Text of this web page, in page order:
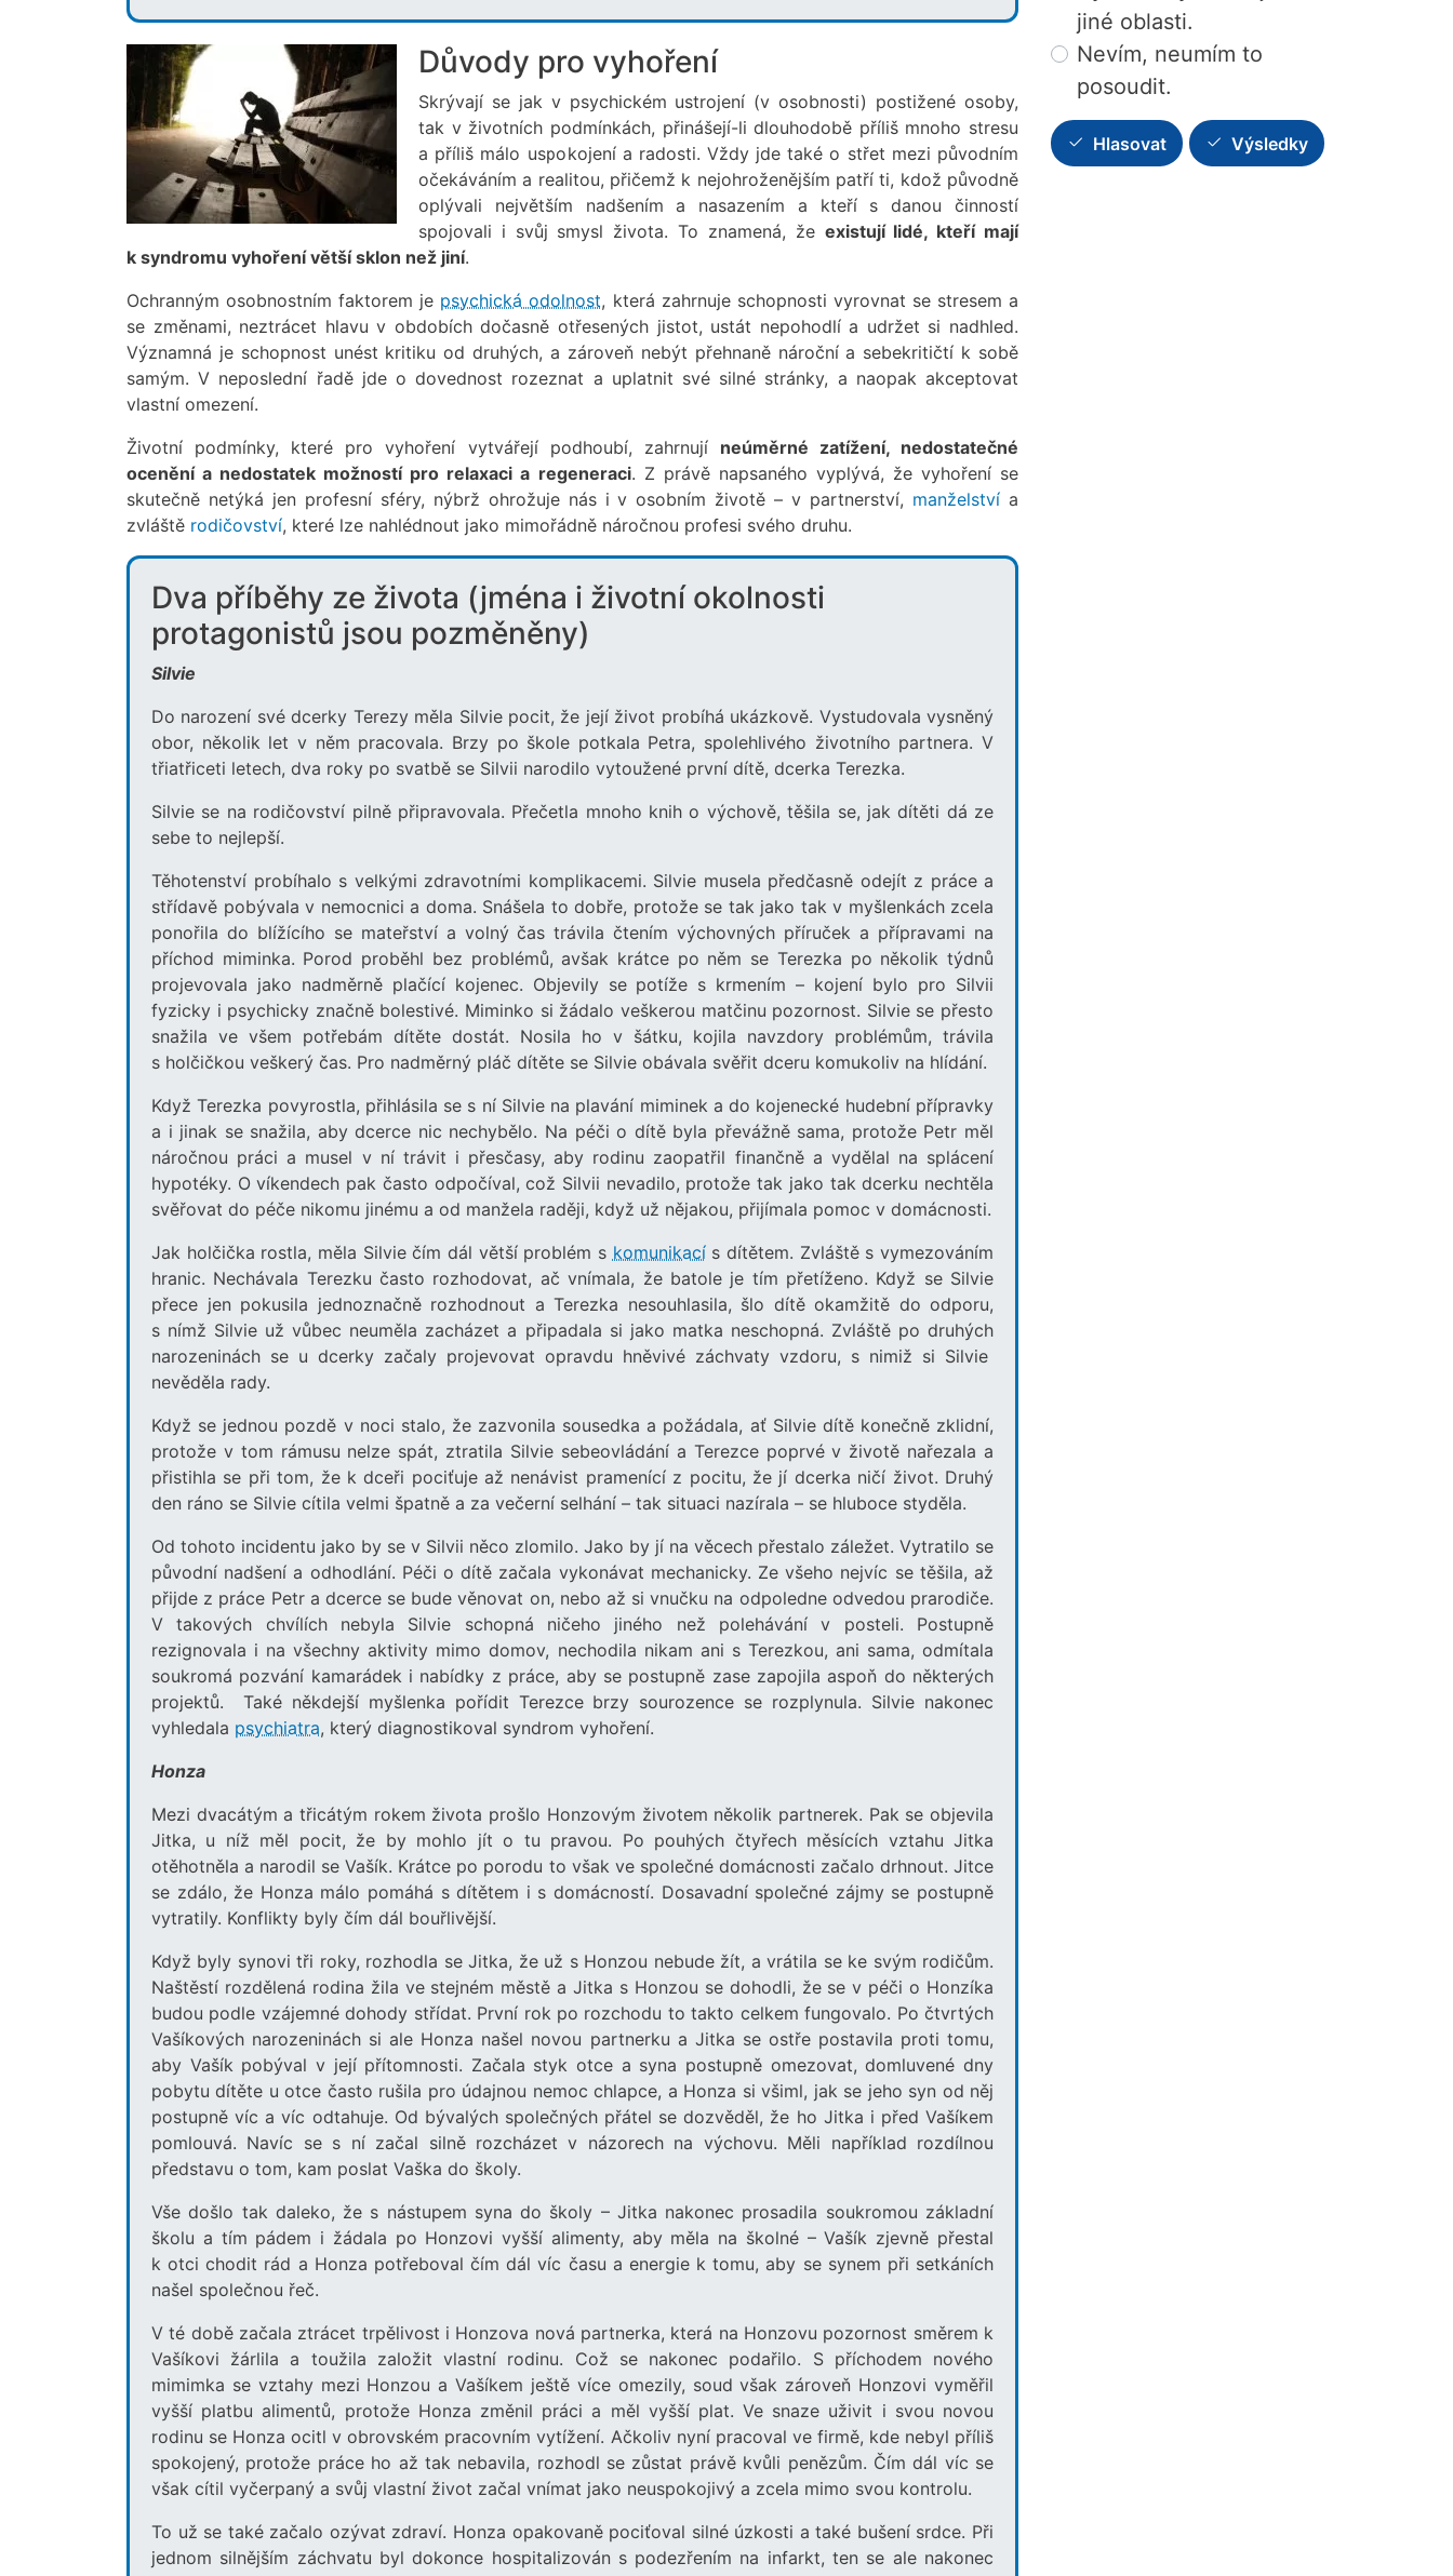
Důvody pro vyhoření
Skrývají se jak v psychickém ustrojení (v osobnosti) postižené osoby,
tak v životních podmínkách, přinášejí-li dlouhodobě příliš mnoho stresu
a příliš málo uspokojení a radosti. Vždy jde také o střet mezi původním
očekáváním a realitou, přičemž k nejohroženějším patří ti, kdož původně
oplývali největším nadšením a nasazením a kteří s danou činností
spojovali i svůj smysl života. To znamená, že existují lidé, kteří mají
k syndromu vyhoření větší sklon než jiní.
Ochranným osobnostním faktorem je psychická odolnost, která zahrnuje schopnosti vyrovnat se stresem a
se změnami, neztrácet hlavu v obdobích dočasně otřesených jistot, ustát nepohodlí a udržet si nadhled.
Významná je schopnost unést kritiku od druhých, a zároveň nebýt přehnaně nároční a sebekritičtí k sobě
samým. V neposlední řadě jde o dovednost rozeznat a uplatnit své silné stránky, a naopak akceptovat
vlastní omezení.
Životní podmínky, které pro vyhoření vytvářejí podhoubí, zahrnují neúměrné zatížení, nedostatečné
ocenění a nedostatek možností pro relaxaci a regeneraci. Z právě napsaného vyplývá, že vyhoření se
skutečně netýká jen profesní sféry, nýbrž ohrožuje nás i v osobním životě – v partnerství, manželství a
zvláště rodičovství, které lze nahlédnout jako mimořádně náročnou profesi svého druhu.
Dva příběhy ze života (jména i životní okolnosti
protagonistů jsou pozměněny)
Silvie
Do narození své dcerky Terezy měla Silvie pocit, že její život probíhá ukázkově. Vystudovala vysněný
obor, několik let v něm pracovala. Brzy po škole potkala Petra, spolehlivého životního partnera. V
třiatřiceti letech, dva roky po svatbě se Silvii narodilo vytoužené první dítě, dcerka Terezka.
Silvie se na rodičovství pilně připravovala. Přečetla mnoho knih o výchově, těšila se, jak dítěti dá ze
sebe to nejlepší.
Těhotenství probíhalo s velkými zdravotními komplikacemi. Silvie musela předčasně odejít z práce a
střídavě pobývala v nemocnici a doma. Snášela to dobře, protože se tak jako tak v myšlenkách zcela
ponořila do blížícího se mateřství a volný čas trávila čtením výchovných příruček a přípravami na
příchod miminka. Porod proběhl bez problémů, avšak krátce po něm se Terezka po několik týdnů
projevovala jako nadměrně plačící kojenec. Objevily se potíže s krmením – kojení bylo pro Silvii
fyzicky i psychicky značně bolestivé. Miminko si žádalo veškerou matčinu pozornost. Silvie se přesto
snažila ve všem potřebám dítěte dostát. Nosila ho v šátku, kojila navzdory problémům, trávila
s holčičkou veškerý čas. Pro nadměrný pláč dítěte se Silvie obávala svěřit dceru komukoliv na hlídání.
Když Terezka povyrostla, přihlásila se s ní Silvie na plavání miminek a do kojenecké hudební přípravky
a i jinak se snažila, aby dcerce nic nechybělo. Na péči o dítě byla převážně sama, protože Petr měl
náročnou práci a musel v ní trávit i přesčasy, aby rodinu zaopatřil finančně a vydělal na splácení
hypotéky. O víkendech pak často odpočíval, což Silvii nevadilo, protože tak jako tak dcerku nechtěla
svěřovat do péče nikomu jinému a od manžela raději, když už nějakou, přijímala pomoc v domácnosti.
Jak holčička rostla, měla Silvie čím dál větší problém s komunikacís dítětem. Zvláště s vymezováním
hranic. Nechávala Terezku často rozhodovat, ač vnímala, že batole je tím přetíženo. Když se Silvie
přece jen pokusila jednoznačně rozhodnout a Terezka nesouhlasila, šlo dítě okamžitě do odporu,
s nímž Silvie už vůbec neuměla zacházet a připadala si jako matka neschopná. Zvláště po druhých
narozeninách se u dcerky začaly projevovat opravdu hněvivé záchvaty vzdoru, s nimiž si Silvie
nevěděla rady.
Když se jednou pozdě v noci stalo, že zazvonila sousedka a požádala, ať Silvie dítě konečně zklidní,
protože v tom rámusu nelze spát, ztratila Silvie sebeovládání a Terezce poprvé v životě nařezala a
přistihla se při tom, že k dceři pociťuje až nenávist pramenící z pocitu, že jí dcerka ničí život. Druhý
den ráno se Silvie cítila velmi špatně a za večerní selhání – tak situaci nazírala – se hluboce styděla.
Od tohoto incidentu jako by se v Silvii něco zlomilo. Jako by jí na věcech přestalo záležet. Vytratilo se
původní nadšení a odhodlání. Péči o dítě začala vykonávat mechanicky. Ze všeho nejvíc se těšila, až
přijde z práce Petr a dcerce se bude věnovat on, nebo až si vnučku na odpoledne odvedou prarodiče.
V takových chvílích nebyla Silvie schopná ničeho jiného než polehávání v posteli. Postupně
rezignovala i na všechny aktivity mimo domov, nechodila nikam ani s Terezkou, ani sama, odmítala
soukromá pozvání kamarádek i nabídky z práce, aby se postupně zase zapojila aspoň do některých
projektů. Také někdejší myšlenka pořídit Terezce brzy sourozence se rozplynula. Silvie nakonec
vyhledala psychiatra, který diagnostikoval syndrom vyhoření.
Honza
Mezi dvacátým a třicátým rokem života prošlo Honzovým životem několik partnerek. Pak se objevila
Jitka, u níž měl pocit, že by mohlo jít o tu pravou. Po pouhých čtyřech měsících vztahu Jitka
otěhotněla a narodil se Vašík. Krátce po porodu to však ve společné domácnosti začalo drhnout. Jitce
se zdálo, že Honza málo pomáhá s dítětem i s domácností. Dosavadní společné zájmy se postupně
vytratily. Konflikty byly čím dál bouřlivější.
Když byly synovi tři roky, rozhodla se Jitka, že už s Honzou nebude žít, a vrátila se ke svým rodičům.
Naštěstí rozdělená rodina žila ve stejném městě a Jitka s Honzou se dohodli, že se v péči o Honzíka
budou podle vzájemné dohody střídat. První rok po rozchodu to takto celkem fungovalo. Po čtvrtých
Vašíkových narozeninách si ale Honza našel novou partnerku a Jitka se ostře postavila proti tomu,
aby Vašík pobýval v její přítomnosti. Začala styk otce a syna postupně omezovat, domluvené dny
pobytu dítěte u otce často rušila pro údajnou nemoc chlapce, a Honza si všiml, jak se jeho syn od něj
postupně víc a víc odtahuje. Od bývalých společných přátel se dozvěděl, že ho Jitka i před Vašíkem
pomlouvá. Navíc se s ní začal silně rozcházet v názorech na výchovu. Měli například rozdílnou
představu o tom, kam poslat Vaška do školy.
Vše došlo tak daleko, že s nástupem syna do školy – Jitka nakonec prosadila soukromou základní
školu a tím pádem i žádala po Honzovi vyšší alimenty, aby měla na školné – Vašík zjevně přestal
k otci chodit rád a Honza potřeboval čím dál víc času a energie k tomu, aby se synem při setkáních
našel společnou řeč.
V té době začala ztrácet trpělivost i Honzova nová partnerka, která na Honzovu pozornost směrem k
Vašíkovi žárlila a toužila založit vlastní rodinu. Což se nakonec podařilo. S příchodem nového
mimimka se vztahy mezi Honzou a Vašíkem ještě více omezily, soud však zároveň Honzovi vyměřil
vyšší platbu alimentů, protože Honza změnil práci a měl vyšší plat. Ve snaze uživit i svou novou
rodinu se Honza ocitl v obrovském pracovním vytížení. Ačkoliv nyní pracoval ve firmě, kde nebyl příliš
spokojený, protože práce ho až tak nebavila, rozhodl se zůstat právě kvůli penězům. Čím dál víc se
však cítil vyčerpaný a svůj vlastní život začal vnímat jako neuspokojivý a zcela mimo svou kontrolu.
To už se také začalo ozývat zdraví. Honza opakovaně pociťoval silné úzkosti a také bušení srdce. Při
jednom silnějším záchvatu byl dokonce hospitalizován s podezřením na infarkt, ten se ale nakonec
jiné oblasti.
Nevím, neumím to
posoudit.
Hlasovat Výsledky